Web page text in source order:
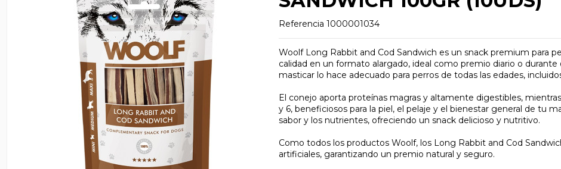
Referencia 1000001034
Woolf Long Rabbit and Cod Sandwich es un snack premium para
calidad en un formato alargado, ideal como premio diario o
masticar lo hace adecuado para perros de todas las edades,
El conejo aporta proteínas magras y altamente digestibles,
y 6, beneficiosos para la piel, el pelaje y el bienestar general de tu
sabor y los nutrientes, ofreciendo un snack delicioso y nutritivo.
Como todos los productos Woolf, los Long Rabbit and Cod
artificiales, garantizando un premio natural y seguro.